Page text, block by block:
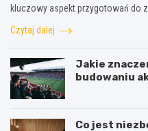
kluczowy aspekt przygotowań do
Czytaj dalej
Jakie
budowaniu
Co jest